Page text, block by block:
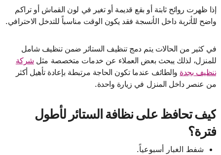
إذا ظهرت روائح ثابتة أو بقع قديمة أو تغير في لون القماش أو تراكم
واضح للأتربة داخل الأنسجة فقد يكون الوقت مناسباً للتدخل الاحترافي.
في كثير من الحالات يتم دمج تنظيف الستائر ضمن تنظيف شامل
للمنزل، لذلك يبحث بعض العملاء عن خدمات متخصصة مثل شركة
تنظيف بجدة والطائف عندما تكون الحاجة مرتبطة بإعادة تأهيل أكثر
من عنصر داخل المنزل في زيارة واحدة.
كيف تحافظ على نظافة الستائر لأطول
فترة؟
شفط الغبار أسبوعياً.